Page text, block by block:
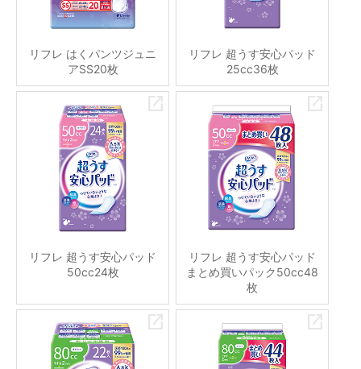
リフレ はくパンツジュニ
アSS20枚
リフレ 超うす安心パッド
25cc36枚
リフレ 超うす安心パッド
50cc24枚
リフレ 超うす安心パッド
まとめ買いパック50cc48
枚